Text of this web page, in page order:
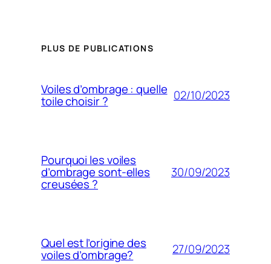
PLUS DE PUBLICATIONS
Voiles d’ombrage : quelle
toile choisir ? 02/10/2023
Pourquoi les voiles
d’ombrage sont-elles
creusées ?
30/09/2023
Quel est l’origine des
voiles d’ombrage? 27/09/2023